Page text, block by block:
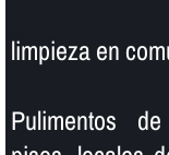
limpieza en
Pulimentos